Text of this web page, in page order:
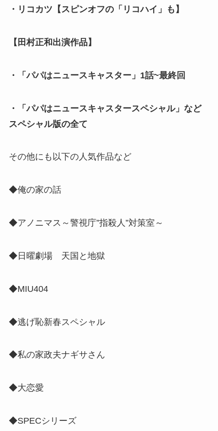
・リコカツ【スピンオフの「リコハイ」も】
【田村正和出演作品】
・「パパはニュースキャスター」1話~最終回
・「パパはニュースキャスタースペシャル」など
スペシャル版の全て
その他にも以下の人気作品など
◆俺の家の話
◆アノニマス～警視庁”指殺人”対策室～
◆日曜劇場 天国と地獄
◆MIU404
◆逃げ恥新春スペシャル
◆私の家政夫ナギサさん
◆大恋愛
◆SPECシリーズ